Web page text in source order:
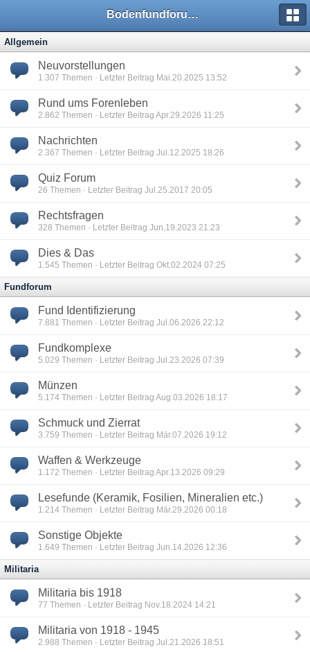
Bodenfundforum.com
Allgemein
Neuvorstellungen
1.307 Themen · Letzter Beitrag Mai.20.2025 13:52
Rund ums Forenleben
2.862 Themen · Letzter Beitrag Apr.29.2026 11:25
Nachrichten
2.367 Themen · Letzter Beitrag Jul.12.2025 18:26
Quiz Forum
26 Themen · Letzter Beitrag Jul.25.2017 20:05
Rechtsfragen
328 Themen · Letzter Beitrag Jun.19.2023 21:23
Dies & Das
1.545 Themen · Letzter Beitrag Okt.02.2024 07:25
Fundforum
Fund Identifizierung
7.881 Themen · Letzter Beitrag Jul.06.2026 22:12
Fundkomplexe
5.029 Themen · Letzter Beitrag Jul.23.2026 07:39
Münzen
5.174 Themen · Letzter Beitrag Aug.03.2026 18:17
Schmuck und Zierrat
3.759 Themen · Letzter Beitrag Mär.07.2026 19:12
Waffen & Werkzeuge
1.172 Themen · Letzter Beitrag Apr.13.2026 09:29
Lesefunde (Keramik, Fosilien, Mineralien etc.)
1.214 Themen · Letzter Beitrag Mär.29.2026 00:18
Sonstige Objekte
1.649 Themen · Letzter Beitrag Jun.14.2026 12:36
Militaria
Militaria bis 1918
77 Themen · Letzter Beitrag Nov.18.2024 14:21
Militaria von 1918 - 1945
2.988 Themen · Letzter Beitrag Jul.21.2026 18:51